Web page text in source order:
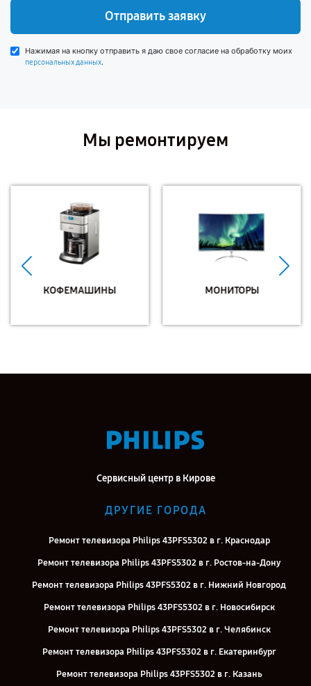
Отправить заявку
Нажимая на кнопку отправить я даю свое согласие на обработку моих
персональных данных.
Мы ремонтируем
КОФЕМАШИНЫ МОНИТОРЫ
Сервисный центр в Кирове
ДРУГИЕ ГОРОДА
Ремонт телевизора Philips 43PFS5302 в г. Краснодар
Ремонт телевизора Philips 43PFS5302 в г. Ростов-на-Дону
Ремонт телевизора Philips 43PFS5302 в г. Нижний Новгород
Ремонт телевизора Philips 43PFS5302 в г. Новосибирск
Ремонт телевизора Philips 43PFS5302 в г. Челябинск
Ремонт телевизора Philips 43PFS5302 в г. Екатеринбург
Ремонт телевизора Philips 43PFS5302 в г. Казань